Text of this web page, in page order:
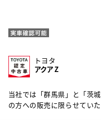
トヨタ
アクア Z
当社では「群馬県」と「茨
の方への販売に限らせてい